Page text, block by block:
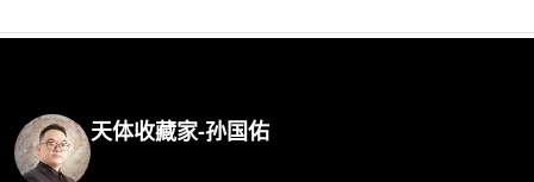
天体收藏家-孙国佑